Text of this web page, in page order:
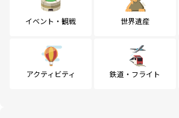
イベント・観戦 世界遺産
アクティビティ 鉄道・フライト